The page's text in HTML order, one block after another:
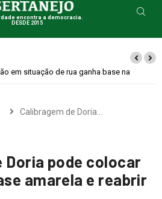
encontra a democracia.
DESDE 2015
horário especial e missas no Dia dos Pais
amarela e reabrir